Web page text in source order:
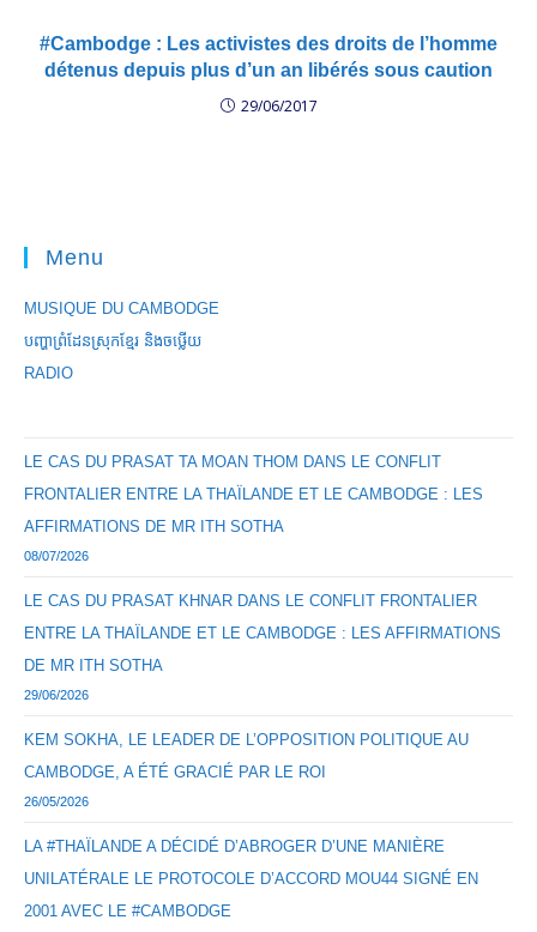
#Cambodge : Les activistes des droits de l’homme
détenus depuis plus d’un an libérés sous caution
29/06/2017
Menu
MUSIQUE DU CAMBODGE
បញ្ហាព្រំដែនស្រុកខ្មែរ និងចឞ្លើយ
RADIO
LE CAS DU PRASAT TA MOAN THOM DANS LE CONFLIT
FRONTALIER ENTRE LA THAÏLANDE ET LE CAMBODGE : LES
AFFIRMATIONS DE MR ITH SOTHA
08/07/2026
LE CAS DU PRASAT KHNAR DANS LE CONFLIT FRONTALIER
ENTRE LA THAÏLANDE ET LE CAMBODGE : LES AFFIRMATIONS
DE MR ITH SOTHA
29/06/2026
KEM SOKHA, LE LEADER DE L’OPPOSITION POLITIQUE AU
CAMBODGE, A ÉTÉ GRACIÉ PAR LE ROI
26/05/2026
LA #THAÏLANDE A DÉCIDÉ D’ABROGER D’UNE MANIÈRE
UNILATÉRALE LE PROTOCOLE D’ACCORD MOU44 SIGNÉ EN
2001 AVEC LE #CAMBODGE